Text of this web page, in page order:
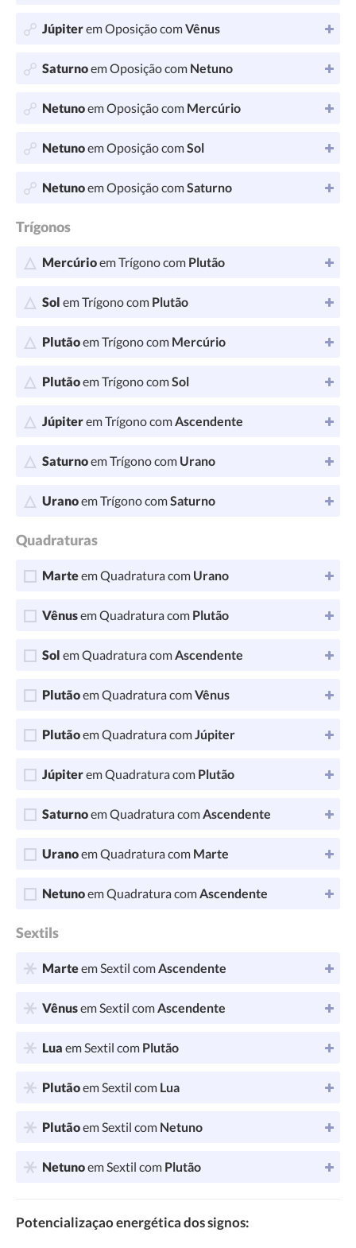
Júpiterem Oposição comVênus
Saturnoem Oposição com Netuno
Netunoem Oposição com Mercúrio
Netunoem Oposição comSol
Netunoem Oposição comSaturno
Trígonos
Mercúrioem Trígono com Plutão
Sol em Trígono com Plutão
Plutãoem Trígono com Mercúrio
Plutãoem Trígono comSol
Júpiterem Trígono comAscendente
Saturnoem Trígono com Urano
Uranoem Trígono comSaturno
Quadraturas
Marteem Quadratura com Urano
Vênusem Quadratura com Plutão
Sol em Quadratura comAscendente
Plutãoem Quadratura comVênus
Plutãoem Quadratura comJúpiter
Júpiterem Quadratura com Plutão
Saturnoem Quadratura comAscendente
Uranoem Quadratura com Marte
Netunoem Quadratura comAscendente
Sextils
Marteem Sextil comAscendente
Vênusem Sextil comAscendente
Lua em Sextil com Plutão
Plutãoem Sextil com Lua
Plutãoem Sextil com Netuno
Netunoem Sextil com Plutão
Potencializaçao energética dos signos: